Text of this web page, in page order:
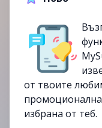
26/09
от твоите
избрана от теб.